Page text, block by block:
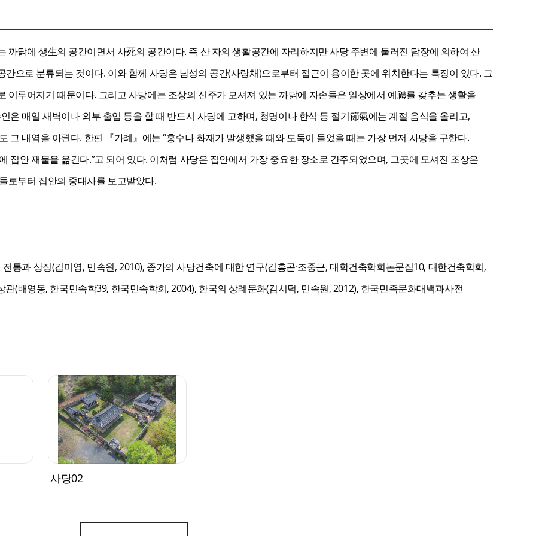
까닭에 생生의 공간이면서 사死의 공간이다. 즉 산 자의 생활공간에 자리하지만 사당 주변에 둘러진 담장에 의하여 산
간으로 분류되는 것이다. 이와 함께 사당은 남성의 공간(사랑채)으로부터 접근이 용이한 곳에 위치한다는 특징이 있다. 그
이루어지기 때문이다. 그리고 사당에는 조상의 신주가 모셔져 있는 까닭에 자손들은 일상에서 예禮를 갖추는 생활을
은 매일 새벽이나 외부 출입 등을 할 때 반드시 사당에 고하며, 청명이나 한식 등 절기節氣에는 계절 음식을 올리고,
그 내역을 아뢴다. 한편 『가례』에는 “홍수나 화재가 발생했을 때와 도둑이 들었을 때는 가장 먼저 사당을 구한다.
집안 재물을 옮긴다.”고 되어 있다. 이처럼 사당은 집안에서 가장 중요한 장소로 간주되었으며, 그곳에 모셔진 조상은
로부터 집안의 중대사를 보고받았다.
통과 상징(김미영, 민속원, 2010), 종가의 사당건축에 대한 연구(김흥곤·조중근, 대학건축학회논문집10, 대한건축학회,
관(배영동, 한국민속학39, 한국민속학회, 2004), 한국의 상례문화(김시덕, 민속원, 2012), 한국민족문화대백과사전
사당02